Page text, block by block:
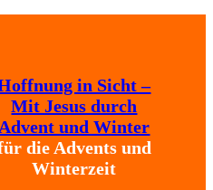
in Sicht –
Mit Jesus durch
Advent und Winter
die Advents und
Winterzeit